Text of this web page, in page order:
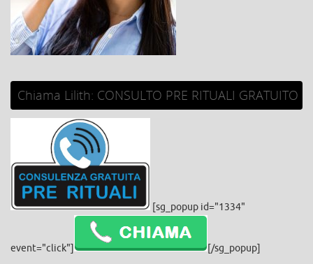
Chiama Lilith: CONSULTO PRE RITUALI GRATUITO
[sg_popup id="1334"
event="click"] [/sg_popup]